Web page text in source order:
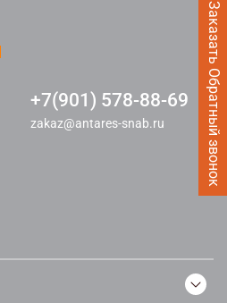
Заказать Обратный звонок
+7(901) 578-88-69
zakaz@antares-snab.ru